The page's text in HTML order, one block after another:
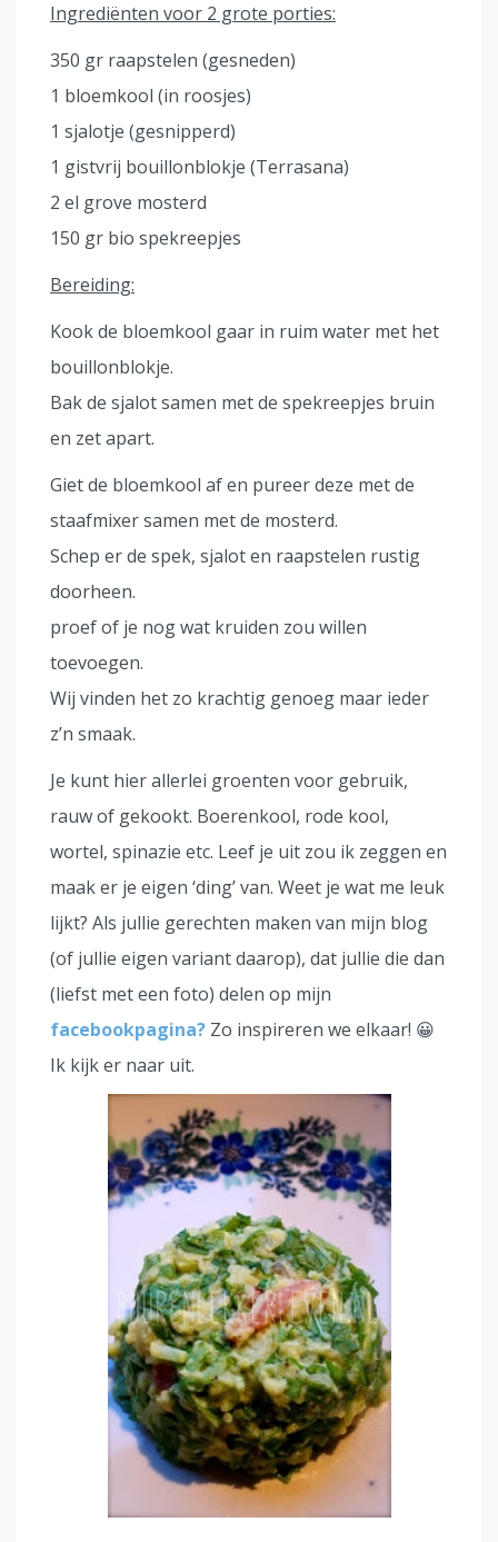
Ingrediënten voor 2 grote porties:
350 gr raapstelen (gesneden)
1 bloemkool (in roosjes)
1 sjalotje (gesnipperd)
1 gistvrij bouillonblokje (Terrasana)
2 el grove mosterd
150 gr bio spekreepjes
Bereiding:
Kook de bloemkool gaar in ruim water met het
bouillonblokje.
Bak de sjalot samen met de spekreepjes bruin
en zet apart.
Giet de bloemkool af en pureer deze met de
staafmixer samen met de mosterd.
Schep er de spek, sjalot en raapstelen rustig
doorheen.
proef of je nog wat kruiden zou willen
toevoegen.
Wij vinden het zo krachtig genoeg maar ieder
z’n smaak.
Je kunt hier allerlei groenten voor gebruik,
rauw of gekookt. Boerenkool, rode kool,
wortel, spinazie etc. Leef je uit zou ik zeggen en
maak er je eigen ‘ding’ van. Weet je wat me leuk
lijkt? Als jullie gerechten maken van mijn blog
(of jullie eigen variant daarop), dat jullie die dan
(liefst met een foto) delen op mijn
facebookpagina? Zo inspireren we elkaar! 😀
Ik kijk er naar uit.